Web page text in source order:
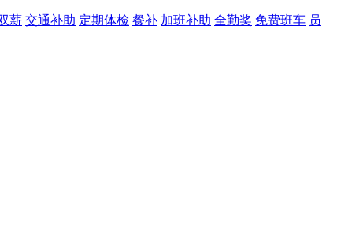
薪 交通补助 定期体检 餐补 加班补助 全勤奖 免费班车 员